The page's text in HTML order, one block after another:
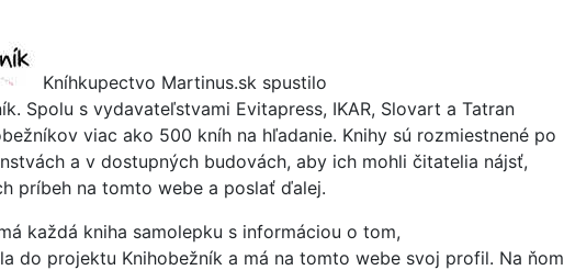
Kníhkupectvo Martinus.sk spustilo
Spolu s vydavateľstvami Evitapress, IKAR, Slovart a Tatran
viac ako 500 kníh na hľadanie. Knihy sú rozmiestnené po
a v dostupných budovách, aby ich mohli čitatelia nájsť,
príbeh na tomto webe a poslať ďalej.
každá kniha samolepku s informáciou o tom,
do projektu Knihobežník a má na tomto webe svoj profil. Na ňom